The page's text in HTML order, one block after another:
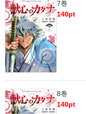
7巻
140pt
8巻
140pt